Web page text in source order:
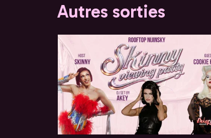
Autres sorties